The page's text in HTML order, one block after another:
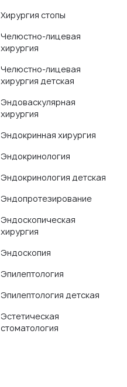
Хирургия стопы
Челюстно-лицевая
хирургия
Челюстно-лицевая
хирургия детская
Эндоваскулярная
хирургия
Эндокринная хирургия
Эндокринология
Эндокринология детская
Эндопротезирование
Эндоскопическая
хирургия
Эндоскопия
Эпилептология
Эпилептология детская
Эстетическая
стоматология